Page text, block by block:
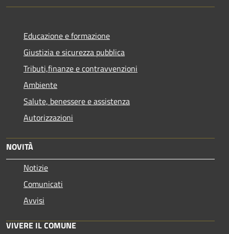
Educazione e formazione
Giustizia e sicurezza pubblica
Tributi,finanze e contravvenzioni
Ambiente
Salute, benessere e assistenza
Autorizzazioni
NOVITÀ
Notizie
Comunicati
Avvisi
VIVERE IL COMUNE